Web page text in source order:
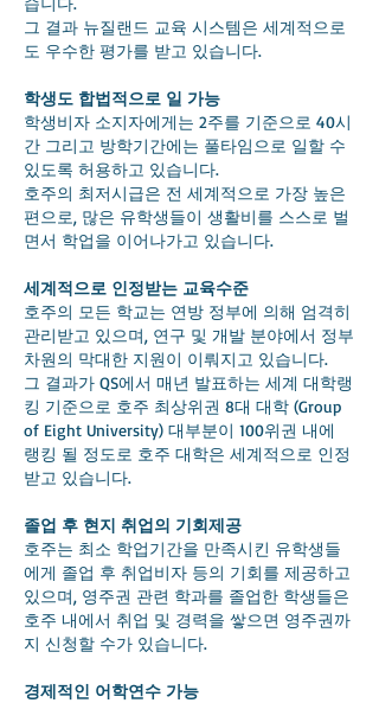
그 결과 뉴질랜드 교육 시스템은 세계적으로
도 우수한 평가를 받고 있습니다.
학생도 합법적으로 일 가능
학생비자 소지자에게는 2주를 기준으로 40시
간 그리고 방학기간에는 풀타임으로 일할 수
있도록 허용하고 있습니다.
호주의 최저시급은 전 세계적으로 가장 높은
편으로, 많은 유학생들이 생활비를 스스로 벌
면서 학업을 이어나가고 있습니다.
세계적으로 인정받는 교육수준
호주의 모든 학교는 연방 정부에 의해 엄격히
관리받고 있으며, 연구 및 개발 분야에서 정부
차원의 막대한 지원이 이뤄지고 있습니다.
그 결과가 QS에서 매년 발표하는 세계 대학랭
킹 기준으로 호주 최상위권 8대 대학 (Group
of Eight University) 대부분이 100위권 내에
랭킹 될 정도로 호주 대학은 세계적으로 인정
받고 있습니다.
졸업 후 현지 취업의 기회제공
호주는 최소 학업기간을 만족시킨 유학생들
에게 졸업 후 취업비자 등의 기회를 제공하고
있으며, 영주권 관련 학과를 졸업한 학생들은
호주 내에서 취업 및 경력을 쌓으면 영주권까
지 신청할 수가 있습니다.
경제적인 어학연수 가능